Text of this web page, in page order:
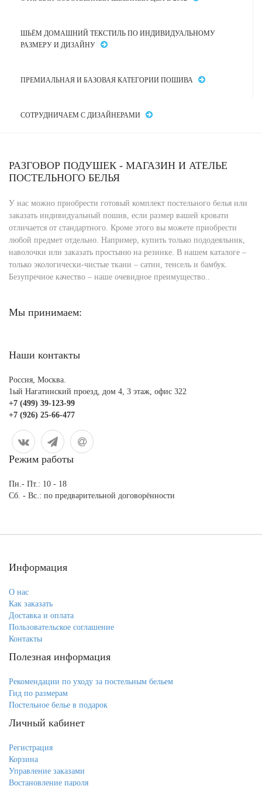
ШЬЁМ ДОМАШНИЙ ТЕКСТИЛЬ ПО ИНДИВИДУАЛЬНОМУ
РАЗМЕРУ И ДИЗАЙНУ
ПРЕМИАЛЬНАЯ И БАЗОВАЯ КАТЕГОРИИ ПОШИВА
СОТРУДНИЧАЕМ С ДИЗАЙНЕРАМИ
РАЗГОВОР ПОДУШЕК - МАГАЗИН И АТЕЛЬЕ
ПОСТЕЛЬНОГО БЕЛЬЯ
У нас можно приобрести готовый комплект постельного белья или
заказать индивидуальный пошив, если размер вашей кровати
отличается от стандартного. Кроме этого вы можете приобрести
любой предмет отдельно. Например, купить только пододеяльник,
наволочки или заказать простыню на резинке. В нашем каталоге –
только экологически-чистые ткани – сатин, тенсель и бамбук.
Безупречное качество – наше очевидное преимущество..
Мы принимаем:
Наши контакты
Россия, Москва.
1ый Нагатинский проезд, дом 4, 3 этаж, офис 322
+7 (499) 39-123-99
+7 (926) 25-66-477
Режим работы
Пн.- Пт.: 10 - 18
Сб. - Вс.: по предварительной договорённости
Информация
О нас
Как заказать
Доставка и оплата
Пользовательское соглашение
Контакты
Полезная информация
Рекомендации по уходу за постельным бельем
Гид по размерам
Постельное белье в подарок
Личный кабинет
Регистрация
Корзина
Управление заказами
Востановление пароля